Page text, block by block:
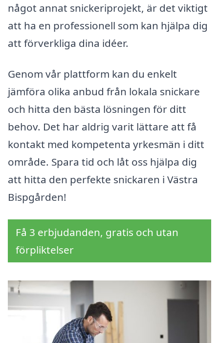
något annat snickeriprojekt, är det viktigt
att ha en professionell som kan hjälpa dig
att förverkliga dina idéer.
Genom vår plattform kan du enkelt
jämföra olika anbud från lokala snickare
och hitta den bästa lösningen för ditt
behov. Det har aldrig varit lättare att få
kontakt med kompetenta yrkesmän i ditt
område. Spara tid och låt oss hjälpa dig
att hitta den perfekte snickaren i Västra
Bispgården!
Få 3 erbjudanden, gratis och utan
förpliktelser